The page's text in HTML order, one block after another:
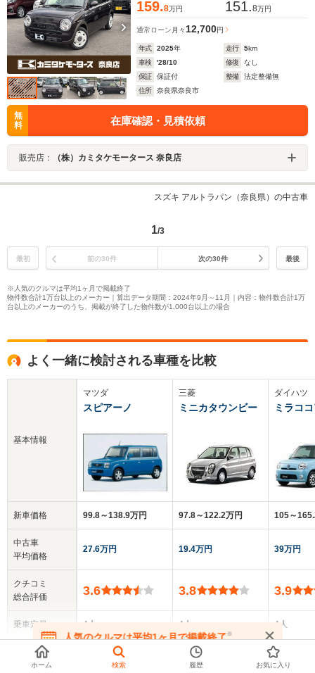
159.8万円 151.8万円
通常ローン 月々12,700円
年式 2025年 走行 5km
車検
'28/10 修復
なし
保証
保証付 整備
法定整備無
住所
奈良県奈良市
無
料
在庫確認・見積依頼
販売店： （株）カミタケモータース 奈良店
スズキ アルトラパン（奈良県）の中古車
1/3
最初 前の30件 次の30件 最後
※人気のクルマは平均1ヶ月で掲載終了
物件数合計1万台以上のメーカー｜算出データ期間：2024年9月～11月｜内容：物件数合計1万
台以上のメーカーのうち、掲載が終了した物件数が1,000台以上の場合
よく一緒に検討される車種を比較
基本情報
新車価格
中古車
平均価格
クチコミ
総合評価
乗車定員
ドア数
マツダ
スピアーノ
99.8～138.9万円
27.6万円
3.6
4人
三菱
ミニカタウンビー
97.8～122.2万円
19.4万円
3.8
4人
3～5ドア
ダイハツ
ミラコ
105～
39万円
3.9
4人
5ドア
人気のクルマは平均1ヶ月で掲載終了※
在庫が無くなる前にお問い合わせください
ホーム 検索 履歴 お気に入り